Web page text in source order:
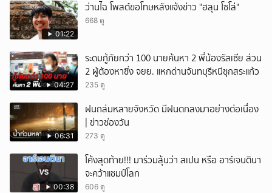
01:22
ว่านไฉ โพสต์ขอโทษหลังแจ้งข่าว "ฮลุน โซโล่"
668 ดู
04:27
ระดมกู้ภัยกว่า 100 นายค้นหา 2 พี่น้องรัสเซีย ส่วน
2 ผู้ต้องหาซิ่ง จยย. แหกด่านจันทบุรีหนีซุกสระแก้ว
235 ดู
06:31
ฝนถล่มหลายจังหวัด มีฝนตกลงมาอย่างต่อเนื่อง
| ข่าวช่องวัน
273 ดู
00:38
โค้งสุดท้าย!!! มาร่วมลุ้นว่า สเปน หรือ อาร์เจนตินา
จะคว้าแชมป์โลก
606 ดู